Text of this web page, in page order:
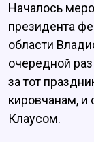
Началось
президента
области
очередной
за тот
кировчанам, и
Клаусом.